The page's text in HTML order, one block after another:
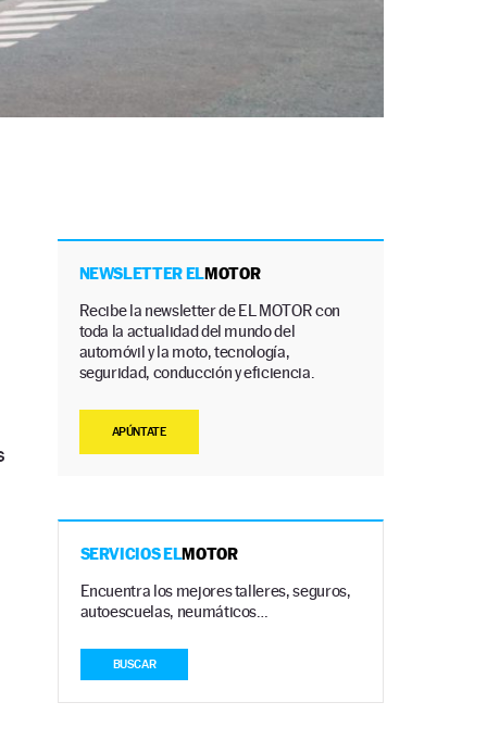
NEWSLETTER ELMOTOR
Recibe la newsletter de EL MOTOR con
toda la actualidad del mundo del
automóvil y la moto, tecnología,
seguridad, conducción y eficiencia.
APÚNTATE
SERVICIOS ELMOTOR
Encuentra los mejores talleres, seguros,
autoescuelas, neumáticos…
BUSCAR